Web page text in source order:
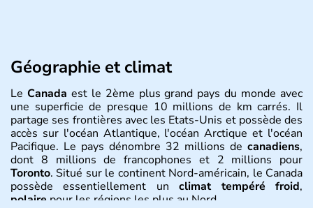
Géographie et climat
Le Canada est le 2ème plus grand pays du monde avec
une superficie de presque 10 millions de km carrés. Il
partage ses frontières avec les Etats-Unis et possède des
accès sur l'océan Atlantique, l'océan Arctique et l'océan
Pacifique. Le pays dénombre 32 millions de canadiens,
dont 8 millions de francophones et 2 millions pour
Toronto. Situé sur le continent Nord-américain, le Canada
possède essentiellement unclimat tempéré froid,
polaire pour les régions les plus au Nord.